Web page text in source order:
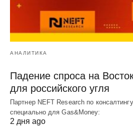
АНАЛИТИКА
Падение спроса на
для российского угля
Партнер NEFT Research по
специально для Gas&Money:
2 дня ago